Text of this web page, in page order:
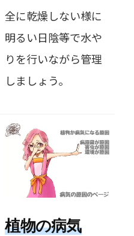
全に乾燥しない様に
明るい日陰等で水や
りを行いながら管理
しましょう。
植物の病気